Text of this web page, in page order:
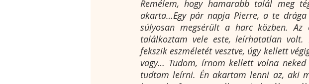
Remélem, hogy hamarabb talál meg
akarta…Egy pár napja Pierre, a te
súlyosan megsérült a harc közben.
találkoztam vele este, leírhatatlan
fekszik eszméletét vesztve, úgy kellett
vagy… Tudom, írnom kellett volna
tudtam leírni. Én akartam lenni az, aki